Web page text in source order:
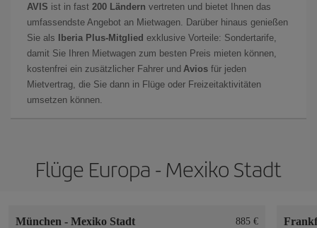
AVIS ist in fast 200 Ländern vertreten und bietet Ihnen das
umfassendste Angebot an Mietwagen. Darüber hinaus genießen
Sie als
Iberia Plus-Mitglied exklusive Vorteile: Sondertarife,
damit Sie Ihren Mietwagen zum besten Preis mieten können,
kostenfrei ein zusätzlicher Fahrer und Avios für jeden
Mietvertrag, die Sie dann in Flüge oder Freizeitaktivitäten
umsetzen können.
Flüge Europa - Mexiko Stadt
München - Mexiko Stadt 885 €